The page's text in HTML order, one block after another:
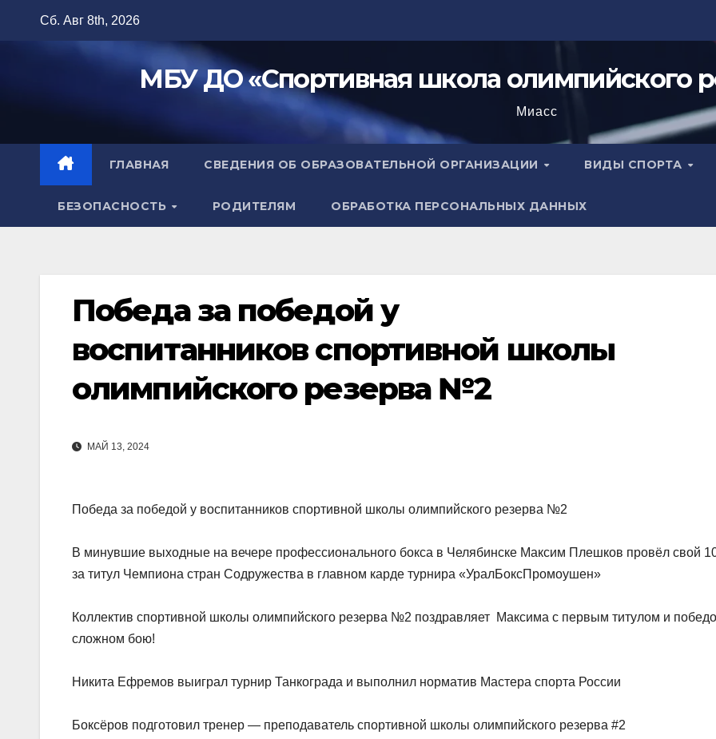
Сб. Авг 8th, 2026
МБУ ДО «Спортивная школа олимпийского
Миасс
ГЛАВНАЯ СВЕДЕНИЯ ОБ ОБРАЗОВАТЕЛЬНОЙ ОРГАНИЗАЦИИ ВИДЫ СПОРТА
БЕЗОПАСНОСТЬ РОДИТЕЛЯМ ОБРАБОТКА ПЕРСОНАЛЬНЫХ ДАННЫХ
Победа за победой у
воспитанников спортивной школы
олимпийского резерва №2
МАЙ 13, 2024
Победа за победой у воспитанников спортивной школы олимпийского резерва №2
В минувшие выходные на вечере профессионального бокса в Челябинске Максим Плешков провёл свой
за титул Чемпиона стран Содружества в главном карде турнира «УралБоксПромоушен»
Коллектив спортивной школы олимпийского резерва №2 поздравляет Максима с первым титулом и
сложном бою!
Никита Ефремов выиграл турнир Танкограда и выполнил норматив Мастера спорта России
Боксёров подготовил тренер — преподаватель спортивной школы олимпийского резерва #2